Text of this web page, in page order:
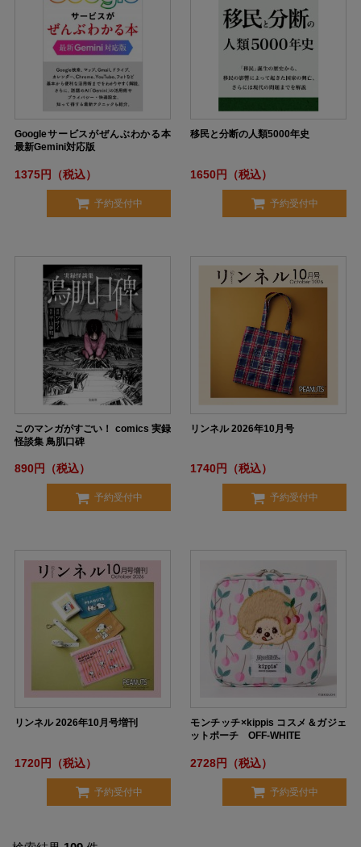
Googleサービスがぜんぶわかる本
最新Gemini対応版
1375円（税込）
予約受付中
移民と分断の人類5000年史
1650円（税込）
予約受付中
このマンガがすごい！ comics 実録
怪談集 鳥肌口碑
890円（税込）
予約受付中
リンネル 2026年10月号
1740円（税込）
予約受付中
リンネル 2026年10月号増刊
1720円（税込）
予約受付中
モンチッチ×kippis コスメ＆ガジェ
ットポーチ OFF-WHITE
2728円（税込）
予約受付中